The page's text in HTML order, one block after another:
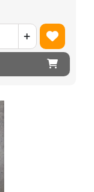
+